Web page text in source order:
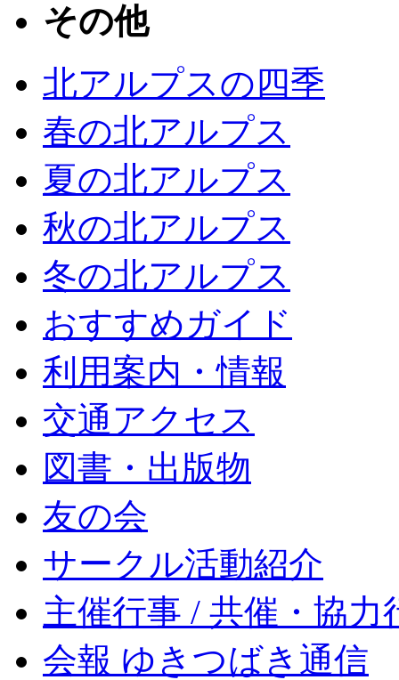
その他
北アルプスの四季
春の北アルプス
夏の北アルプス
秋の北アルプス
冬の北アルプス
おすすめガイド
利用案内・情報
交通アクセス
図書・出版物
友の会
サークル活動紹介
主催行事 / 共催・協力
会報 ゆきつばき通信